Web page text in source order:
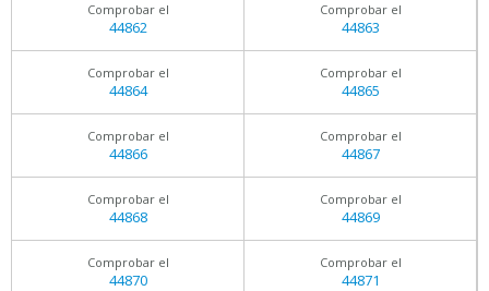
Comprobar el
44862
Comprobar el
44863
Comprobar el
44864
Comprobar el
44865
Comprobar el
44866
Comprobar el
44867
Comprobar el
44868
Comprobar el
44869
Comprobar el
44870
Comprobar el
44871